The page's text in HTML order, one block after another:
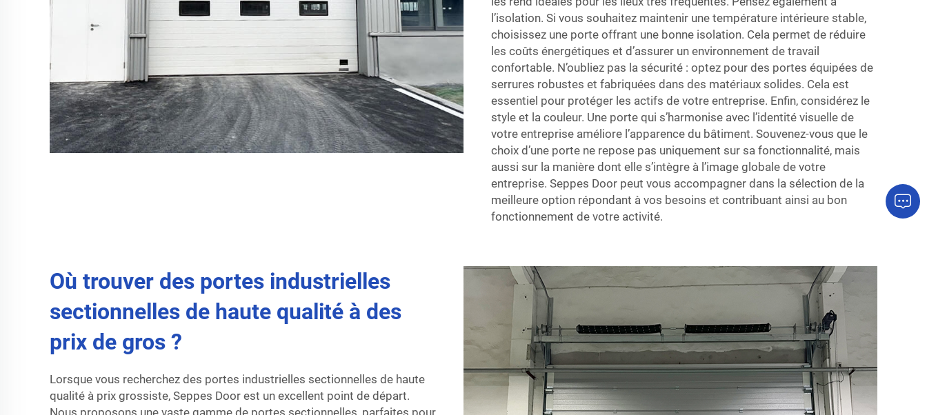
l’isolation. Si vous souhaitez maintenir une température intérieure stable,
choisissez une porte offrant une bonne isolation. Cela permet de réduire
les coûts énergétiques et d’assurer un environnement de travail
confortable. N’oubliez pas la sécurité : optez pour des portes équipées de
serrures robustes et fabriquées dans des matériaux solides. Cela est
essentiel pour protéger les actifs de votre entreprise. Enfin, considérez le
style et la couleur. Une porte qui s’harmonise avec l’identité visuelle de
votre entreprise améliore l’apparence du bâtiment. Souvenez-vous que le
choix d’une porte ne repose pas uniquement sur sa fonctionnalité, mais
aussi sur la manière dont elle s’intègre à l’image globale de votre
entreprise. Seppes Door peut vous accompagner dans la sélection de la
meilleure option répondant à vos besoins et contribuant ainsi au bon
fonctionnement de votre activité.
Où trouver des portes industrielles
sectionnelles de haute qualité à des
prix de gros ?
Lorsque vous recherchez des portes industrielles sectionnelles de haute
qualité à prix grossiste, Seppes Door est un excellent point de départ.
Nous proposons une vaste gamme de portes sectionnelles, parfaites pour